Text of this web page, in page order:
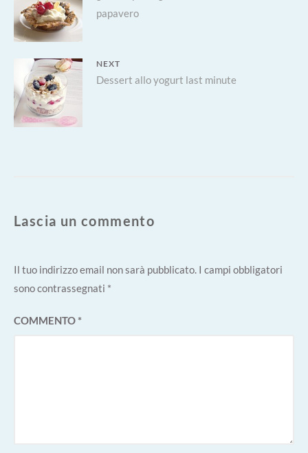
post:
papavero
NEXT
Next
post:
Dessert allo yogurt last minute
Lascia un commento
Il tuo indirizzo email non sarà pubblicato. I campi obbligatori
sono contrassegnati *
COMMENTO*